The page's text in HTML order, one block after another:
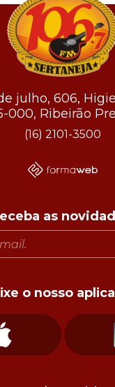
julho, 606,
000, Ribeirão
(16) 2101-3500
as
o nosso